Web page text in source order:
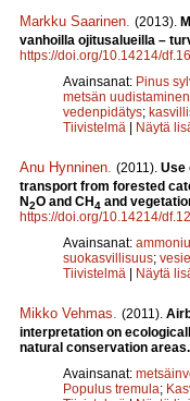
Markku Saarinen (2013).
vanhoilla ojitusalueilla –
https://doi.org/10.14214/
Avainsanat: Pinus
metsän uudistaminen
vedenpidätys;
Tiivistelmä | Näytä
Anu Hynninen (2011). Use
transport from forested
N2O and CH4 and
https://doi.org/10.14214/
Avainsanat:
suokasvillisuus;
Tiivistelmä | Näytä
Mikko Vehmas (2011).
interpretation on
natural conservation areas.
Avainsanat:
Populus tremula;